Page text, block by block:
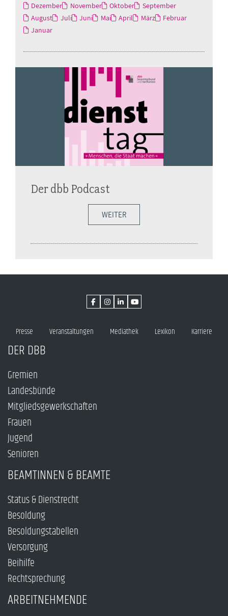
Dezember November Oktober
September
August
Juli Juni Mai April März
Februar
Januar
Der dbb Podcast
WEITER
Presse Veranstaltungen Mediathek Lexikon Karriere
DER DBB
Gremien
Landesbünde
Mitgliedsgewerkschaften
Frauen
Jugend
Senioren
BEAMTINNEN & BEAMTE
Status & Dienstrecht
Besoldung
Besoldungstabellen
Versorgung
Beihilfe
Rechtsprechung
ARBEITNEHMENDE